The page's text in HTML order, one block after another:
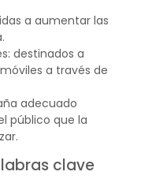
a aumentar las
destinados a
a través de
adecuado
público que la
clave